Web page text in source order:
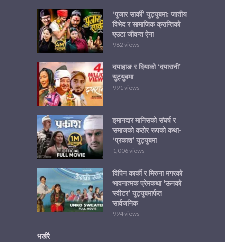
‘पुजार सार्की’ युट्युबमा: जातीय
विभेद र सामाजिक क्रान्तिको
एउटा जीवन्त ऐना
982 views
दयाहाङ र दियाको ‘दयारानी’
युट्युबमा
991 views
इमानदार मानिसको संघर्ष र
समाजको कठोर रूपको कथा-
‘प्रकाश’ युट्युबमा
1,006 views
विपिन कार्की र मिरुना मगरको
भावनात्मक प्रेमकथा ‘ऊनको
स्वीटर’ युट्युबमार्फत
सार्वजनिक
994 views
भर्खरै